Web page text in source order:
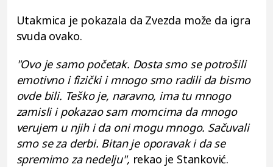
Utakmica je pokazala da Zvezda može da igra
svuda ovako.
"Ovo je samo početak. Dosta smo se potrošili
emotivno i fizički i mnogo smo radili da bismo
ovde bili. Teško je, naravno, ima tu mnogo
zamisli i pokazao sam momcima da mnogo
verujem u njih i da oni mogu mnogo. Sačuvali
smo se za derbi. Bitan je oporavak i da se
spremimo za nedelju", rekao je Stanković.